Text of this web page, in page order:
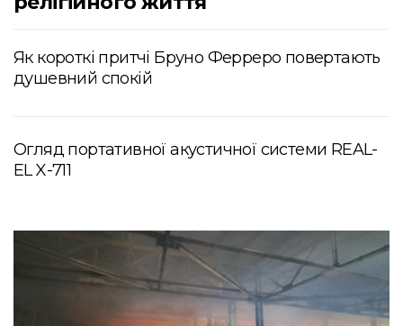
Як короткі притчі Бруно Ферреро повертають
душевний спокій
Огляд портативної акустичної системи REAL-
EL X-711